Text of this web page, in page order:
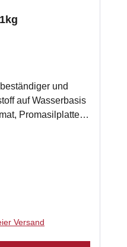
und
auf Wasserbasis
Promasilplatten
je m²
Versand